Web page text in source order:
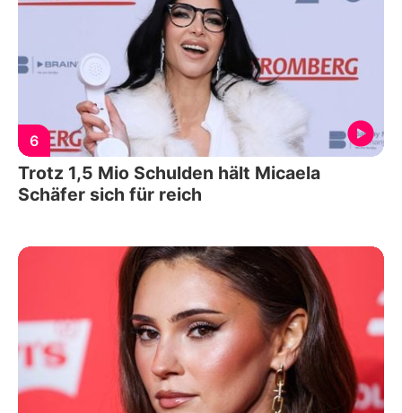
6
Trotz 1,5 Mio Schulden hält Micaela
Schäfer sich für reich